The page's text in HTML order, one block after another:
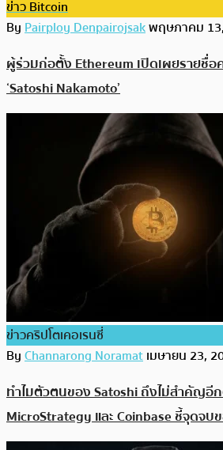
ข่าว Bitcoin
ByPairploy Denpairojsakพฤษภาคม
ผู้ร่วมก่อตั้ง Ethereum เปิดเผยรายชื่อ
‘Satoshi Nakamoto’
ข่าวคริปโตเคอเรนซี่
ByChannarong Noramatเมษายน 23,
ทำไมตัวตนของ Satoshi ถึงไม่สำคัญอีก
MicroStrategy และ Coinbase ชี้จุดจบ